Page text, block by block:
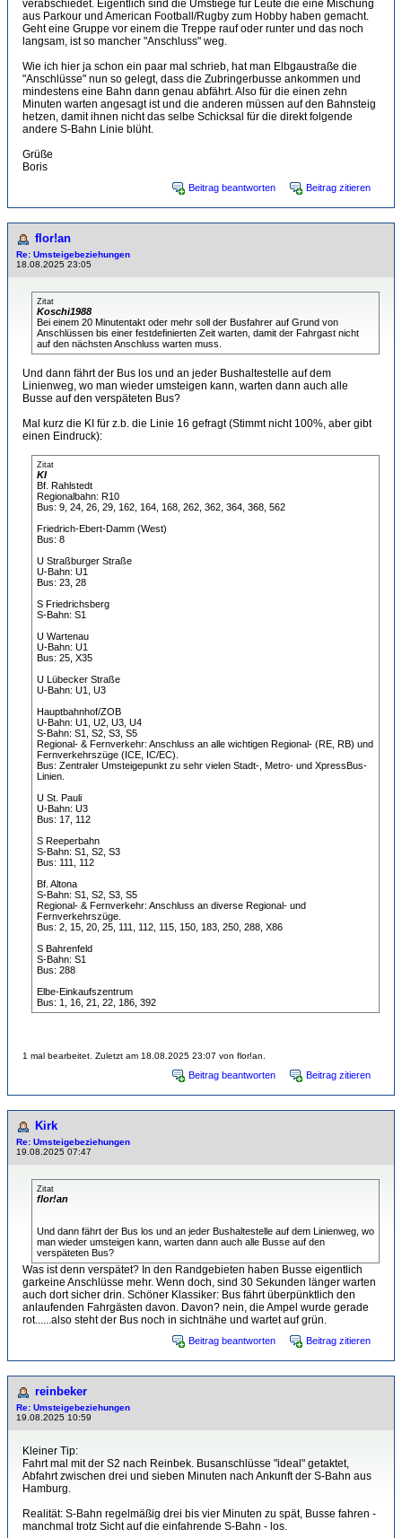
verabschiedet. Eigentlich sind die Umstiege für Leute die eine Mischung
aus Parkour und American Football/Rugby zum Hobby haben gemacht.
Geht eine Gruppe vor einem die Treppe rauf oder runter und das noch
langsam, ist so mancher "Anschluss" weg.
Wie ich hier ja schon ein paar mal schrieb, hat man Elbgaustraße die
"Anschlüsse" nun so gelegt, dass die Zubringerbusse ankommen und
mindestens eine Bahn dann genau abfährt. Also für die einen zehn
Minuten warten angesagt ist und die anderen müssen auf den Bahnsteig
hetzen, damit ihnen nicht das selbe Schicksal für die direkt folgende
andere S-Bahn Linie blüht.
Grüße
Boris
Beitrag beantworten Beitrag zitieren
flor!an
Re: Umsteigebeziehungen
18.08.2025 23:05
Zitat
Koschi1988
Bei einem 20 Minutentakt oder mehr soll der Busfahrer auf Grund von
Anschlüssen bis einer festdefinierten Zeit warten, damit der Fahrgast nicht
auf den nächsten Anschluss warten muss.
Und dann fährt der Bus los und an jeder Bushaltestelle auf dem
Linienweg, wo man wieder umsteigen kann, warten dann auch alle
Busse auf den verspäteten Bus?
Mal kurz die KI für z.b. die Linie 16 gefragt (Stimmt nicht 100%, aber gibt
einen Eindruck):
Zitat
KI
Bf. Rahlstedt
Regionalbahn: R10
Bus: 9, 24, 26, 29, 162, 164, 168, 262, 362, 364, 368, 562
Friedrich-Ebert-Damm (West)
Bus: 8
U Straßburger Straße
U-Bahn: U1
Bus: 23, 28
S Friedrichsberg
S-Bahn: S1
U Wartenau
U-Bahn: U1
Bus: 25, X35
U Lübecker Straße
U-Bahn: U1, U3
Hauptbahnhof/ZOB
U-Bahn: U1, U2, U3, U4
S-Bahn: S1, S2, S3, S5
Regional- & Fernverkehr: Anschluss an alle wichtigen Regional- (RE, RB) und
Fernverkehrszüge (ICE, IC/EC).
Bus: Zentraler Umsteigepunkt zu sehr vielen Stadt-, Metro- und XpressBus-
Linien.
U St. Pauli
U-Bahn: U3
Bus: 17, 112
S Reeperbahn
S-Bahn: S1, S2, S3
Bus: 111, 112
Bf. Altona
S-Bahn: S1, S2, S3, S5
Regional- & Fernverkehr: Anschluss an diverse Regional- und
Fernverkehrszüge.
Bus: 2, 15, 20, 25, 111, 112, 115, 150, 183, 250, 288, X86
S Bahrenfeld
S-Bahn: S1
Bus: 288
Elbe-Einkaufszentrum
Bus: 1, 16, 21, 22, 186, 392
1 mal bearbeitet. Zuletzt am 18.08.2025 23:07 von flor!an.
Beitrag beantworten Beitrag zitieren
Kirk
Re: Umsteigebeziehungen
19.08.2025 07:47
Zitat
flor!an
Und dann fährt der Bus los und an jeder Bushaltestelle auf dem Linienweg, wo
man wieder umsteigen kann, warten dann auch alle Busse auf den
verspäteten Bus?
Was ist denn verspätet? In den Randgebieten haben Busse eigentlich
garkeine Anschlüsse mehr. Wenn doch, sind 30 Sekunden länger warten
auch dort sicher drin. Schöner Klassiker: Bus fährt überpünktlich den
anlaufenden Fahrgästen davon. Davon? nein, die Ampel wurde gerade
rot......also steht der Bus noch in sichtnähe und wartet auf grün.
Beitrag beantworten Beitrag zitieren
reinbeker
Re: Umsteigebeziehungen
19.08.2025 10:59
Kleiner Tip:
Fahrt mal mit der S2 nach Reinbek. Busanschlüsse "ideal" getaktet,
Abfahrt zwischen drei und sieben Minuten nach Ankunft der S-Bahn aus
Hamburg.
Realität: S-Bahn regelmäßig drei bis vier Minuten zu spät, Busse fahren -
manchmal trotz Sicht auf die einfahrende S-Bahn - los.